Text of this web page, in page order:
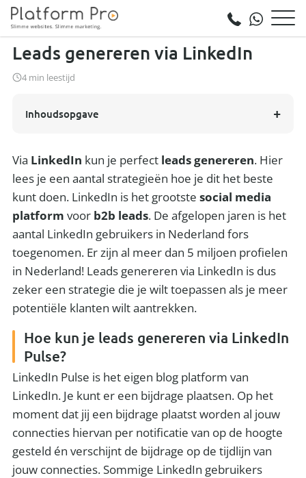
Home Blog Leads genereren via LinkedIn
Leads genereren via LinkedIn
4 min leestijd
Inhoudsopgave
Via LinkedIn kun je perfect leads genereren. Hier
lees je een aantal strategieën hoe je dit het beste
kunt doen. LinkedIn is het grootstesocial media
platform voor b2b leads. De afgelopen jaren is het
aantal LinkedIn gebruikers in Nederland fors
toegenomen. Er zijn al meer dan 5 miljoen profielen
in Nederland! Leads genereren via LinkedIn is dus
zeker een strategie die je wilt toepassen als je meer
potentiële klanten wilt aantrekken.
Hoe kun je leads genereren via LinkedIn
Pulse?
LinkedIn Pulse is het eigen blog platform van
LinkedIn. Je kunt er een bijdrage plaatsen. Op het
moment dat jij een bijdrage plaatst worden al jouw
connecties hiervan per notificatie van op de hoogte
gesteld én verschijnt de bijdrage op de tijdlijn van
jouw connecties. Sommige LinkedIn gebruikers